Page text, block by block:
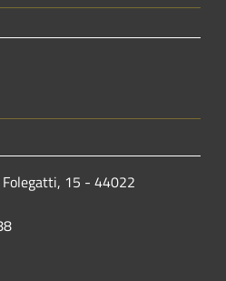
Folegatti, 15 - 44022